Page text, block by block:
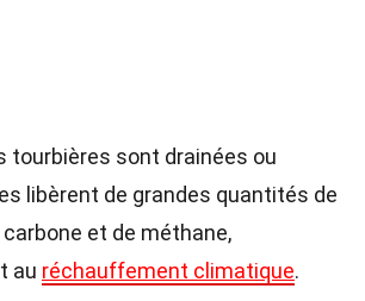
tourbières sont drainées ou
libèrent de grandes quantités de
et de méthane,
au réchauffement climatique.